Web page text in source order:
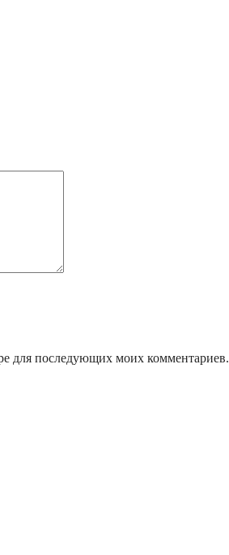
для последующих моих комментариев.